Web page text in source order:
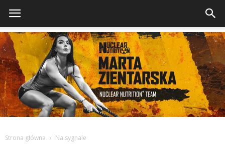
Strona główna Na sygnale